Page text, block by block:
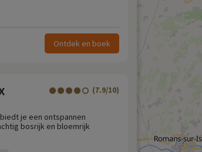
Ontdek en boek
(7.9/10)
je een ontspannen
bosrijk en bloemrijk